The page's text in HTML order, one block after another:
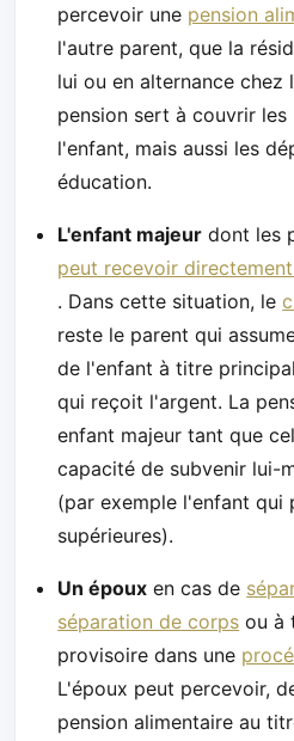
percevoir une pension
l'autre parent, que la
lui ou en alternance chez
pension sert à couvrir les
l'enfant, mais aussi les
éducation.
L'enfant majeur dont les
peut recevoir
. Dans cette situation, le
reste le parent qui
de l'enfant à titre
qui reçoit l'argent. La
enfant majeur tant que
capacité de subvenir lui-
(par exemple l'enfant qui
supérieures).
Un époux en cas de
séparation de corps ou à
provisoire dans une
L'époux peut percevoir,
pension alimentaire au